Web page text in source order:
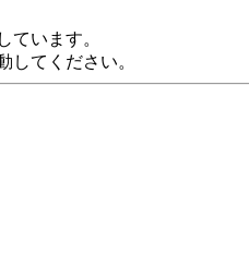
ています。
してください。